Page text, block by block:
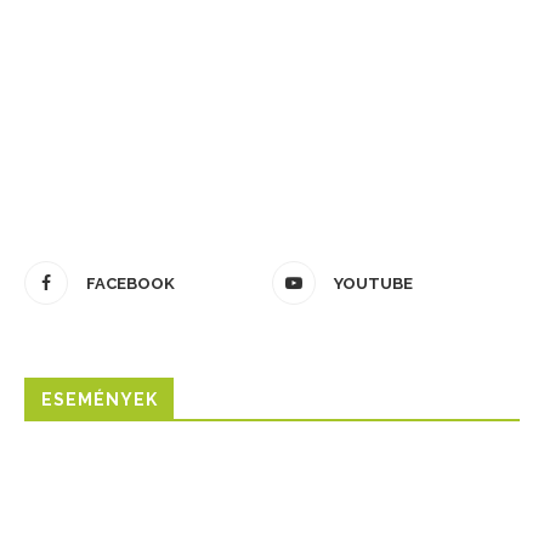
FACEBOOK YOUTUBE
ESEMÉNYEK